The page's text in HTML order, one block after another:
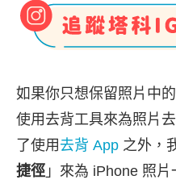
如果你只想保留照片中
使用去背工具來為照片
了使用 去背 App 之外，
捷徑 」來為 iPhone 照片